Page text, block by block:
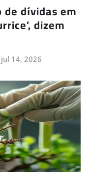
de dívidas em
dizem
jul 14, 2026